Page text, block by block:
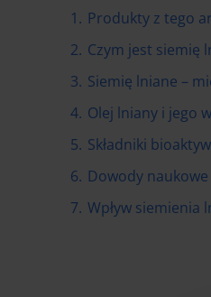
1. Produkty z tego
2. Czym jest siemię
3. Siemię lniane –
4. Olej lniany i jego
5. Składniki
6. Dowody
7. Wpływ siemienia